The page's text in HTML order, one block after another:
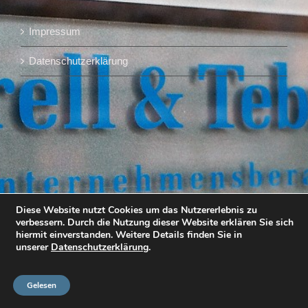
Impressum
Datenschutzerklärung
Diese Website nutzt Cookies um das Nutzererlebnis zu
verbessern. Durch die Nutzung dieser Website erklären Sie sich
hiermit einverstanden. Weitere Details finden Sie in
unserer Datenschutzerklärung.
Gelesen